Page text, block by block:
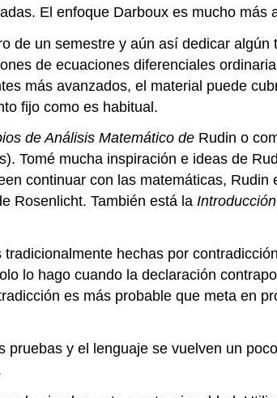
El enfoque Darboux es mucho más
de un semestre y aún así dedicar
de ecuaciones diferenciales
más avanzados, el material puede
fijo como es habitual.
de Análisis Matemático de Rudin o
Tomé mucha inspiración e ideas de
continuar con las matemáticas,
Rosenlicht. También está la
hechas por
lo hago cuando la declaración
es más probable que meta en
y el lenguaje se vuelven un